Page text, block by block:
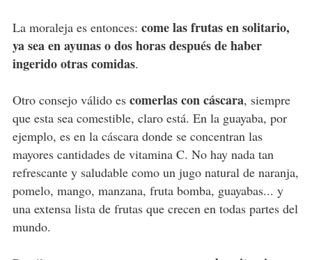
La moraleja es entonces: come las frutas en solitario,
ya sea en ayunas o dos horas después de haber
ingerido otras comidas.
Otro consejo válido es comerlas con cáscara, siempre
que esta sea comestible, claro está. En la guayaba, por
ejemplo, es en la cáscara donde se concentran las
mayores cantidades de vitamina C. No hay nada tan
refrescante y saludable como un jugo natural de naranja,
pomelo, mango, manzana, fruta bomba, guayabas... y
una extensa lista de frutas que crecen en todas partes del
mundo.